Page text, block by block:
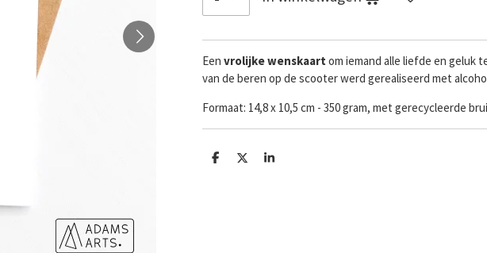
Een vrolijkewenskaart om iemand alle liefde en geluk
van de beren op de scooter werd gerealiseerd met
Formaat: 14,8 x 10,5 cm - 350 gram, met gerecycleerde
D
D
S